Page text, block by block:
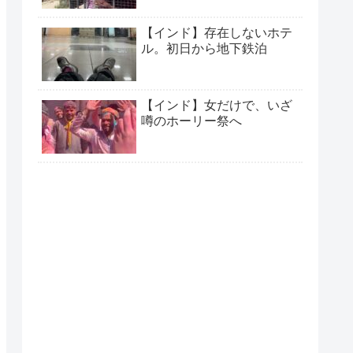
【インド】存在しないホテ
ル。初日から地下鉄泊
【インド】女だけで、いざ
噂のホーリー祭へ